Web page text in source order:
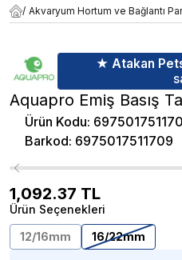
/ Akvaryum Hortum ve Bağlantı
★ Atakan
Aquapro Emiş Basış
Ürün Kodu:
Barkod: 6975017511709
1,092.37 TL
Ürün Seçenekleri
12/16mm
16/22mm